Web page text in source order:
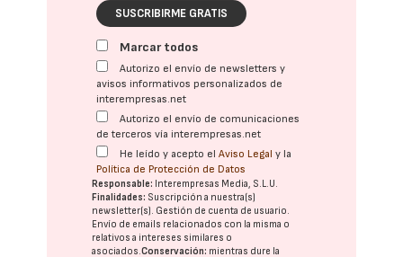
SUSCRIBIRME GRATIS
Marcar todos
Autorizo el envío de newsletters y
avisos informativos personalizados de
interempresas.net
Autorizo el envío de comunicaciones
de terceros vía interempresas.net
He leído y acepto elAviso Legal y la
Política de Protección de Datos
Responsable: Interempresas Media, S.L.U.
Finalidades: Suscripción a nuestra(s)
newsletter(s). Gestión de cuenta de usuario.
Envío de emails relacionados con la misma o
relativos a intereses similares o
asociados.Conservación: mientras dure la